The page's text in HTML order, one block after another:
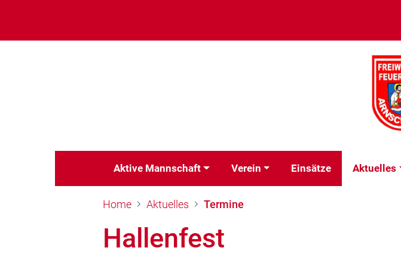
Aktive Mannschaft Verein Einsätze Aktuelles
Home Aktuelles Termine
Hallenfest